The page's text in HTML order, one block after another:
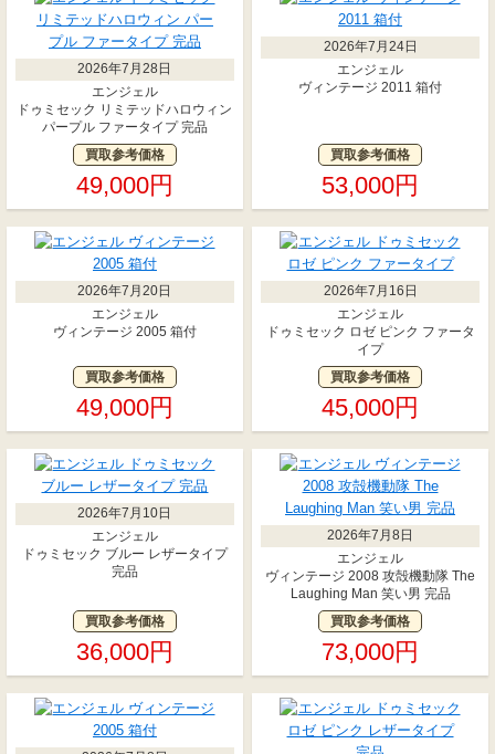
2026年7月28日
エンジェル
ドゥミセック リミテッドハロウィン
パープル ファータイプ 完品
買取参考価格
49,000円
2026年7月24日
エンジェル
ヴィンテージ 2011 箱付
買取参考価格
53,000円
2026年7月20日
エンジェル
ヴィンテージ 2005 箱付
買取参考価格
49,000円
2026年7月16日
エンジェル
ドゥミセック ロゼ ピンク ファータ
イプ
買取参考価格
45,000円
2026年7月10日
エンジェル
ドゥミセック ブルー レザータイプ
完品
買取参考価格
36,000円
2026年7月8日
エンジェル
ヴィンテージ 2008 攻殻機動隊 The
Laughing Man 笑い男 完品
買取参考価格
73,000円